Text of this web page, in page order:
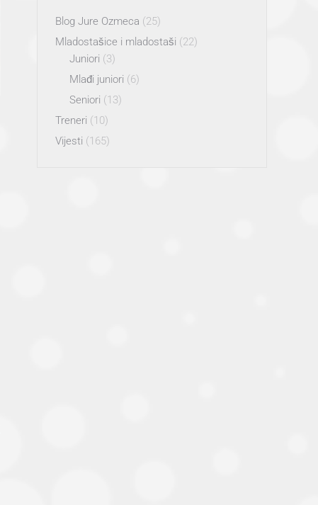
Blog Jure Ozmeca (25)
Mladostašice i mladostaši (22)
Juniori (3)
Mlađi juniori (6)
Seniori (13)
Treneri (10)
Vijesti (165)